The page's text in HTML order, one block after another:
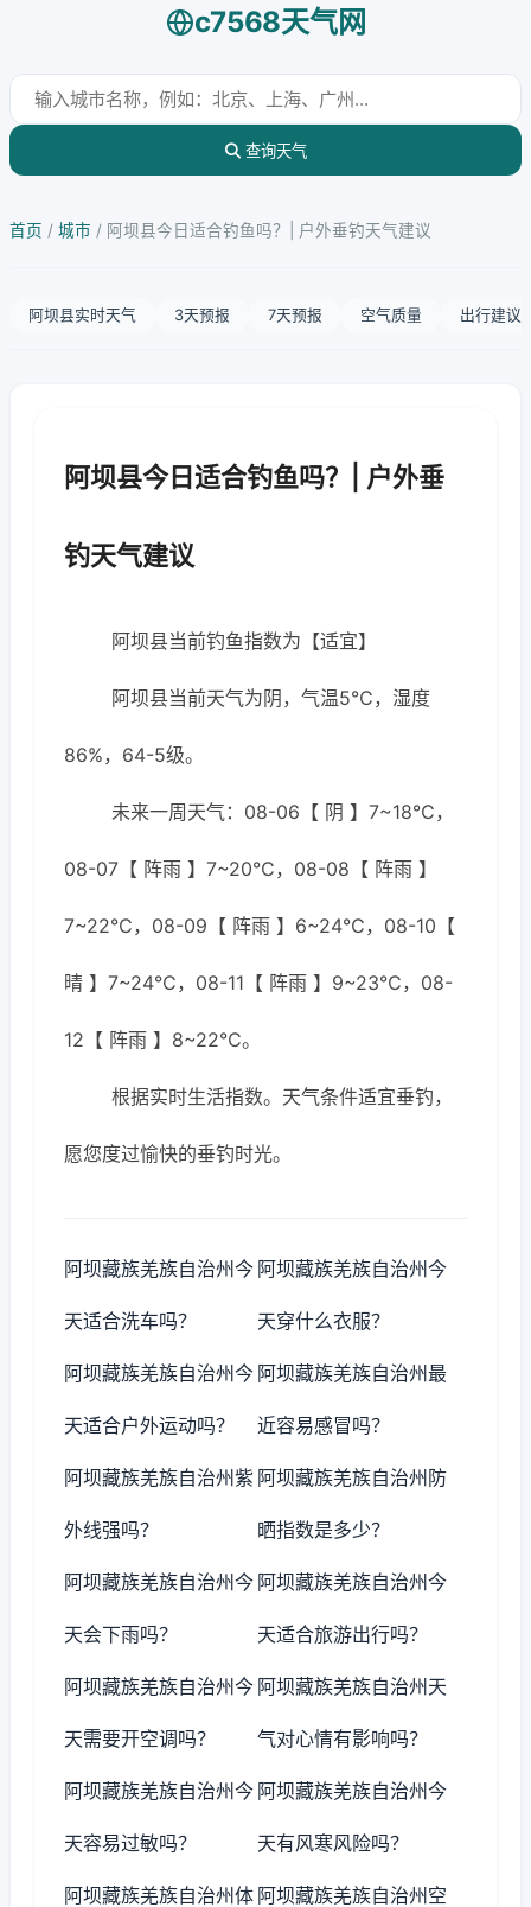
c7568天气网
查询天气
首页 / 城市 / 阿坝县今日适合钓鱼吗？| 户外垂钓天气建议
阿坝县实时天气 3天预报 7天预报 空气质量 出行建议
阿坝县今日适合钓鱼吗？| 户外垂
钓天气建议
阿坝县当前钓鱼指数为【适宜】
阿坝县当前天气为阴，气温5℃，湿度
86%，64-5级。
未来一周天气：08-06【 阴 】7~18℃，
08-07【 阵雨 】7~20℃，08-08【 阵雨 】
7~22℃，08-09【 阵雨 】6~24℃，08-10【
晴 】7~24℃，08-11【 阵雨 】9~23℃，08-
12【 阵雨 】8~22℃。
根据实时生活指数。天气条件适宜垂钓，
愿您度过愉快的垂钓时光。
阿坝藏族羌族自治州今
天适合洗车吗？
阿坝藏族羌族自治州今
天穿什么衣服？
阿坝藏族羌族自治州今
天适合户外运动吗？
阿坝藏族羌族自治州最
近容易感冒吗？
阿坝藏族羌族自治州紫
外线强吗？
阿坝藏族羌族自治州防
晒指数是多少？
阿坝藏族羌族自治州今
天会下雨吗？
阿坝藏族羌族自治州今
天适合旅游出行吗？
阿坝藏族羌族自治州今
天需要开空调吗？
阿坝藏族羌族自治州天
气对心情有影响吗？
阿坝藏族羌族自治州今
天容易过敏吗？
阿坝藏族羌族自治州今
天有风寒风险吗？
阿坝藏族羌族自治州体 阿坝藏族羌族自治州空